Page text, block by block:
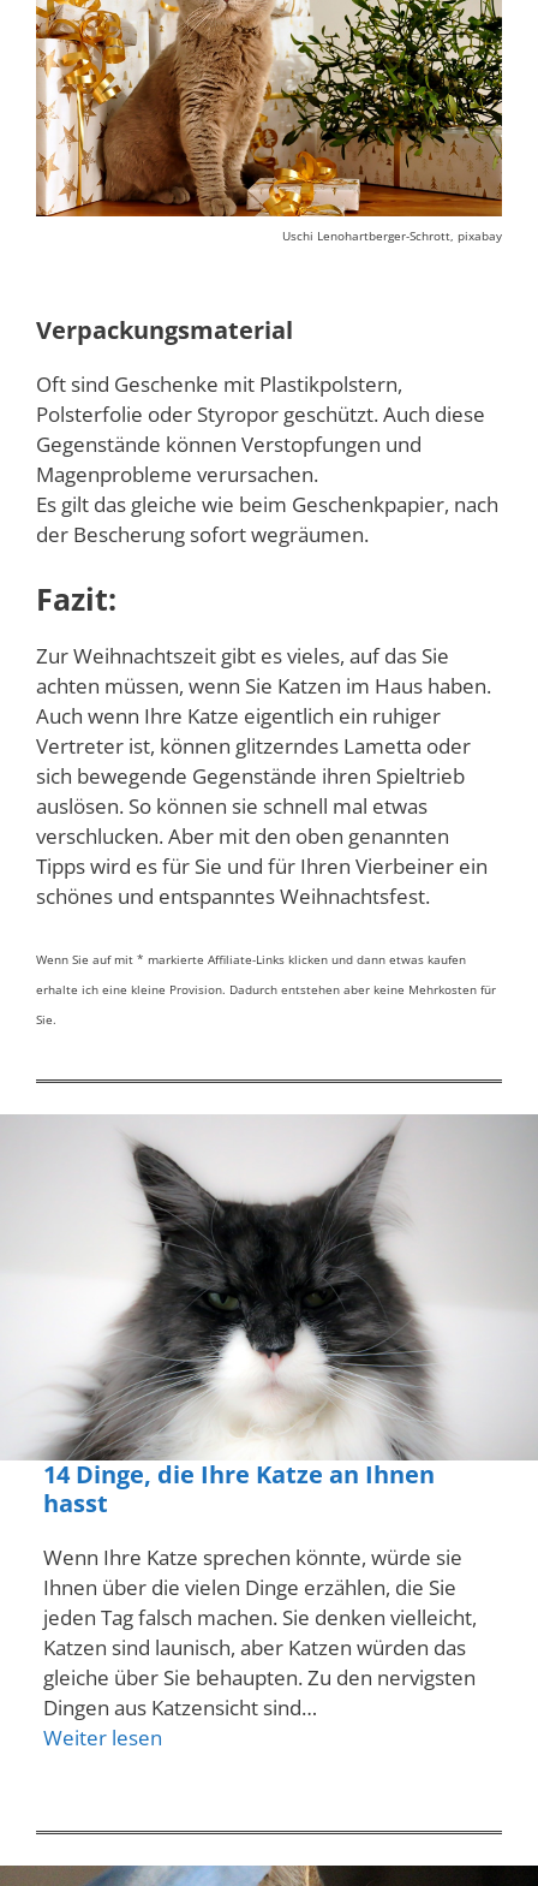
Uschi Lenohartberger-Schrott, pixabay
Verpackungsmaterial
Oft sind Geschenke mit Plastikpolstern,
Polsterfolie oder Styropor geschützt. Auch diese
Gegenstände können Verstopfungen und
Magenprobleme verursachen.
Es gilt das gleiche wie beim Geschenkpapier, nach
der Bescherung sofort wegräumen.
Fazit:
Zur Weihnachtszeit gibt es vieles, auf das Sie
achten müssen, wenn Sie Katzen im Haus haben.
Auch wenn Ihre Katze eigentlich ein ruhiger
Vertreter ist, können glitzerndes Lametta oder
sich bewegende Gegenstände ihren Spieltrieb
auslösen. So können sie schnell mal etwas
verschlucken. Aber mit den oben genannten
Tipps wird es für Sie und für Ihren Vierbeiner ein
schönes und entspanntes Weihnachtsfest.
Wenn Sie auf mit * markierte Affiliate-Links klicken und dann etwas kaufen
erhalte ich eine kleine Provision. Dadurch entstehen aber keine Mehrkosten für
Sie.
14 Dinge, die Ihre Katze an Ihnen
hasst
Wenn Ihre Katze sprechen könnte, würde sie
Ihnen über die vielen Dinge erzählen, die Sie
jeden Tag falsch machen. Sie denken vielleicht,
Katzen sind launisch, aber Katzen würden das
gleiche über Sie behaupten. Zu den nervigsten
Dingen aus Katzensicht sind…
Weiter lesen